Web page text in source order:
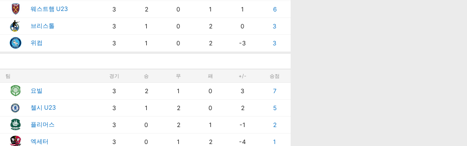
웨스트햄 U23 3 2 0 1 1 6
브리스톨 3 1 0 2 0 3
위컴 3 1 0 2 -3 3
팀 경기 승 무 패 +/- 승점
요빌 3 2 1 0 3 7
첼시 U23 3 1 2 0 2 5
플리머스 3 0 2 1 -1 2
엑세터 3 0 1 2 -4 1